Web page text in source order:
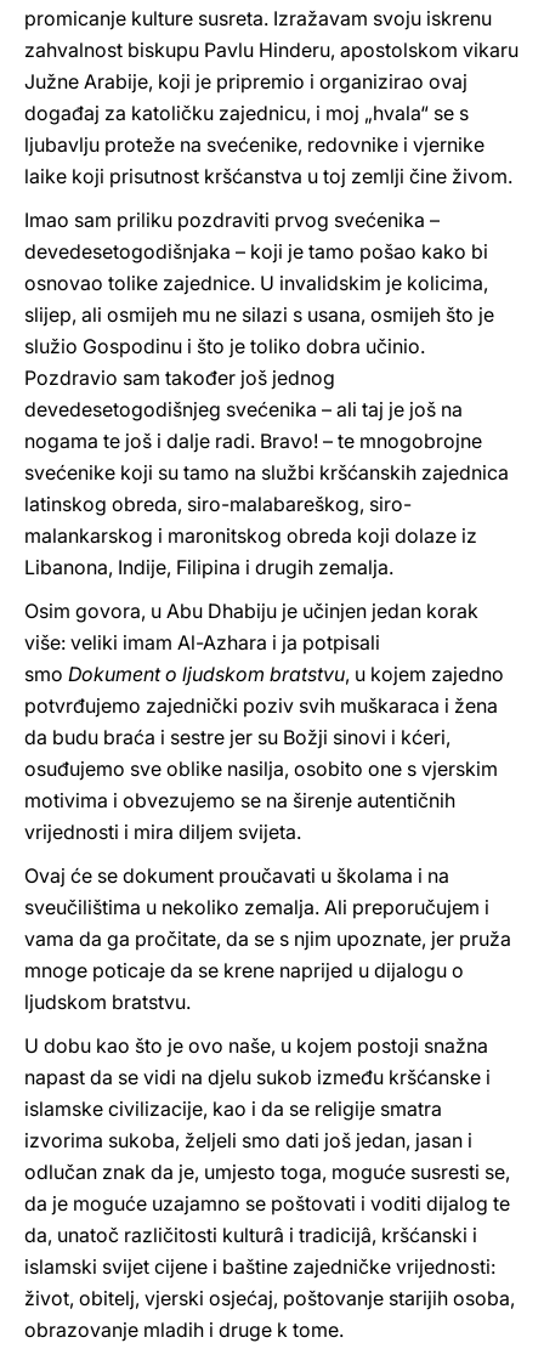
promicanje kulture susreta. Izražavam svoju iskrenu
zahvalnost biskupu Pavlu Hinderu, apostolskom vikaru
Južne Arabije, koji je pripremio i organizirao ovaj
događaj za katoličku zajednicu, i moj „hvala“ se s
ljubavlju proteže na svećenike, redovnike i vjernike
laike koji prisutnost kršćanstva u toj zemlji čine živom.
Imao sam priliku pozdraviti prvog svećenika –
devedesetogodišnjaka – koji je tamo pošao kako bi
osnovao tolike zajednice. U invalidskim je kolicima,
slijep, ali osmijeh mu ne silazi s usana, osmijeh što je
služio Gospodinu i što je toliko dobra učinio.
Pozdravio sam također još jednog
devedesetogodišnjeg svećenika – ali taj je još na
nogama te još i dalje radi. Bravo! – te mnogobrojne
svećenike koji su tamo na službi kršćanskih zajednica
latinskog obreda, siro-malabareškog, siro-
malankarskog i maronitskog obreda koji dolaze iz
Libanona, Indije, Filipina i drugih zemalja.
Osim govora, u Abu Dhabiju je učinjen jedan korak
više: veliki imam Al-Azhara i ja potpisali
smo Dokument o ljudskom bratstvu, u kojem zajedno
potvrđujemo zajednički poziv svih muškaraca i žena
da budu braća i sestre jer su Božji sinovi i kćeri,
osuđujemo sve oblike nasilja, osobito one s vjerskim
motivima i obvezujemo se na širenje autentičnih
vrijednosti i mira diljem svijeta.
Ovaj će se dokument proučavati u školama i na
sveučilištima u nekoliko zemalja. Ali preporučujem i
vama da ga pročitate, da se s njim upoznate, jer pruža
mnoge poticaje da se krene naprijed u dijalogu o
ljudskom bratstvu.
U dobu kao što je ovo naše, u kojem postoji snažna
napast da se vidi na djelu sukob između kršćanske i
islamske civilizacije, kao i da se religije smatra
izvorima sukoba, željeli smo dati još jedan, jasan i
odlučan znak da je, umjesto toga, moguće susresti se,
da je moguće uzajamno se poštovati i voditi dijalog te
da, unatoč različitosti kulturâ i tradicijâ, kršćanski i
islamski svijet cijene i baštine zajedničke vrijednosti:
život, obitelj, vjerski osjećaj, poštovanje starijih osoba,
obrazovanje mladih i druge k tome.